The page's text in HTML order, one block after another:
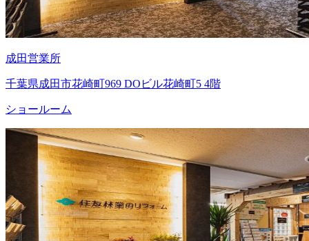
成田営業所
千葉県成田市花崎町969 DOビル花崎町5 4階
ショールーム